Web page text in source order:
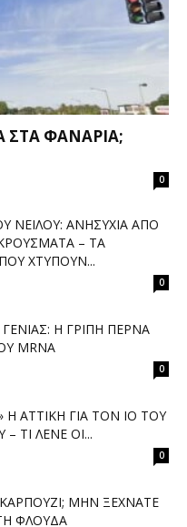
ΣΤΑ ΦΑΝΆΡΙΑ;
0
ΝΕΊΛΟΥ: ΑΝΗΣΥΧΊΑ ΑΠΌ
– ΤΑ
ΧΤΥΠΟΎΝ...
0
Η ΓΡΊΠΗ ΠΕΡΝΆ
MRNA
0
Η ΑΤΤΙΚΉ ΓΙΑ ΤΟΝ ΙΌ ΤΟΥ
– ΤΙ ΛΈΝΕ ΟΙ...
0
ΜΗΝ ΞΕΧΝΆΤΕ
ΦΛΟΎΔΑ